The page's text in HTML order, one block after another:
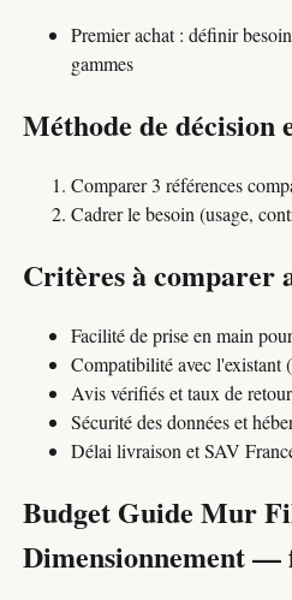
Premier achat : définir
gammes
Méthode de décision
Comparer 3 références
Cadrer le besoin (usage,
Critères à comparer
Facilité de prise en main
Compatibilité avec l'existant
Avis vérifiés et taux de retour
Sécurité des données et
Délai livraison et SAV
Budget Guide Mur
Dimensionnement —